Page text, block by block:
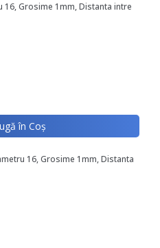
Grosime 1mm, Distanta intre
în Coş
16, Grosime 1mm, Distanta